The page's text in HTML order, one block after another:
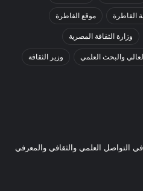
القاطرة موقع القاطرة
وزارة الثقافة المصرية
والبحث العلمي وزير الثقافة
التواصل العلمي والثقافي والمعرفي